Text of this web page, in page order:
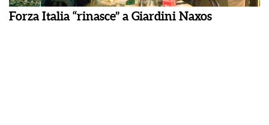
Forza Italia “rinasce” a Giardini Naxos